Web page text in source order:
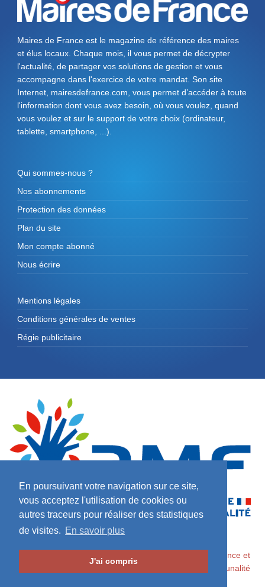
En poursuivant votre navigation sur ce site,
vous acceptez l'utilisation de cookies ou
autres traceurs pour réaliser des statistiques
de visites. En savoir plus
J'ai compris
Maires de France est le magazine de référence des maires
et élus locaux. Chaque mois, il vous permet de décrypter
l'actualité, de partager vos solutions de gestion et vous
accompagne dans l'exercice de votre mandat. Son site
Internet, mairesdefrance.com, vous permet d’accéder à toute
l'information dont vous avez besoin, où vous voulez, quand
vous voulez et sur le support de votre choix (ordinateur,
tablette, smartphone, ...).
Qui sommes-nous ?
Nos abonnements
Protection des données
Plan du site
Mon compte abonné
Nous écrire
Mentions légales
Conditions générales de ventes
Régie publicitaire
Maires de France / Association des Maires de France et
des Présidents d'Intercommunalité